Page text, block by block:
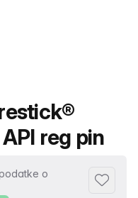
reg pin
o
Dodaj